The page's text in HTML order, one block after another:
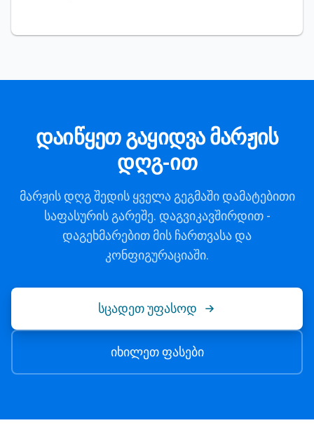
დაიწყეთ გაყიდვა მარჟის
დღგ-ით
მარჟის დღგ შედის ყველა გეგმაში დამატებითი
საფასურის გარეშე. დაგვიკავშირდით -
დაგეხმარებით მის ჩართვასა და
კონფიგურაციაში.
სცადეთ უფასოდ
იხილეთ ფასები